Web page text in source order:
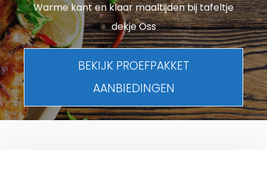
Warme kant en klaar maaltijden bij tafeltje
dekje Oss
BEKIJK PROEFPAKKET
AANBIEDINGEN